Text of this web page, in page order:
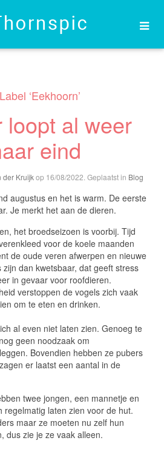
‘Eekhoorn’
loopt al weer
eind
der Kruijkop 16/08/2022 . Geplaatst in Blog
augustus en het is warm. De eerste
Je merkt het aan de dieren.
het broedseizoen is voorbij. Tijd
voor de koele maanden
de oude veren afwerpen en nieuwe
dan kwetsbaar, dat geeft stress
in gevaar voor roofdieren.
verstoppen de vogels zich vaak
om te eten en drinken.
al even niet laten zien. Genoeg te
geen noodzaak om
Bovendien hebben ze pubers
er laatst een aantal in de
twee jongen, een mannetje en
regelmatig laten zien voor de hut.
maar ze moeten nu zelf hun
dus zie je ze vaak alleen.